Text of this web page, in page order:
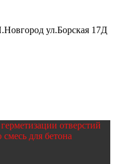
ул.Борская 17Д
отверстий
для бетона